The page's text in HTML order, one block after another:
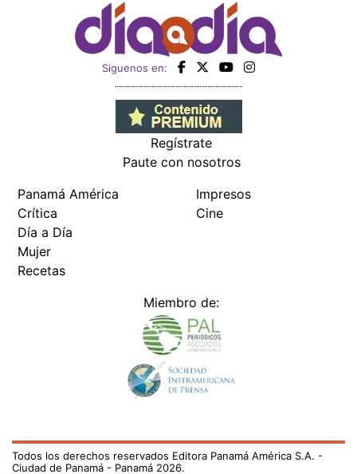
Siguenos en:
Regístrate
Paute con nosotros
Panamá América
Crítica
Día a Día
Mujer
Recetas
Impresos
Cine
Miembro de:
Todos los derechos reservados Editora Panamá América S.A. -
Ciudad de Panamá - Panamá 2026.